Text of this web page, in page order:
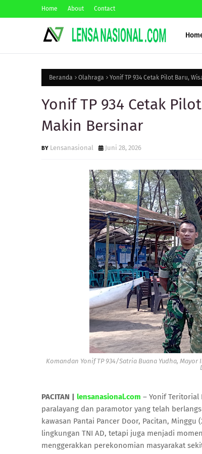
Home About Contact
Beranda Olahraga Yonif TP 934 Cetak Pilot Baru,
Yonif TP 934 Cetak
Makin Bersinar
Lensanasional Juni 28, 2026
Komandan Yonif TP 934/Satria Buana Yudha, Mayor
PACITAN | lensanasional.com – Yonif Teritorial
paralayang dan paramotor yang telah
kawasan Pantai Pancer Door, Pacitan,
lingkungan TNI AD, tetapi juga menjadi
menggerakkan perekonomian masyarakat